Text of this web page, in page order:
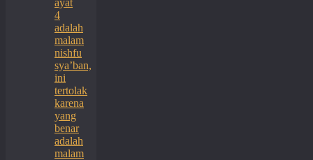
ayat
4
adalah
malam
nishfu
sya’ban,
ini
tertolak
karena
yang
benar
adalah
malam